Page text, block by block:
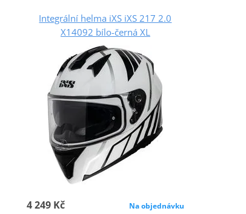
Integrální helma iXS iXS 217 2.0
X14092 bílo-černá XL
4 249 Kč Na objednávku